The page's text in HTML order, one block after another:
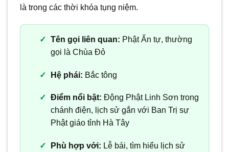
là trong các thời khóa tụng niệm.
Tên gọi liên quan: Phật Ấn tự, thường
gọi là Chùa Đỏ
Hệ phái: Bắc tông
Điểm nổi bật: Động Phật Linh Sơn trong
chánh điện, lịch sử gắn với Ban Trị sự
Phật giáo tỉnh Hà Tây
Phù hợp với: Lễ bái, tìm hiểu lịch sử